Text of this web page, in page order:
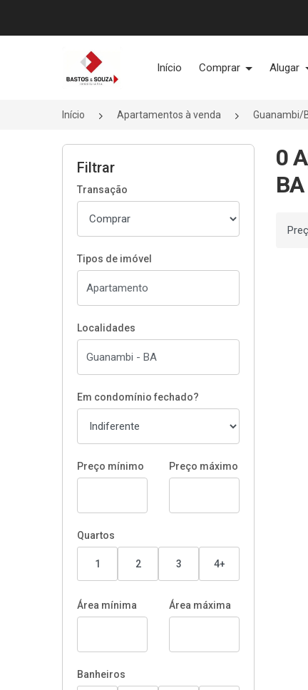
Página inicial
Início Comprar Alugar
Início Apartamentos à venda Guanambi/
Filtrar
Transação
Tipos de imóvel
Localidades
Em condomínio fechado?
Preço mínimo Preço máximo
Quartos
1 2 3 4+
Área mínima Área máxima
Banheiros
0
BA